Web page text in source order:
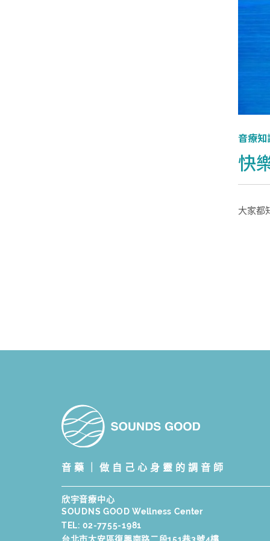
音療知
快
大家都
音藥｜做自己心身靈的調音師
欣宇音療中心
SOUDNS GOOD Wellness Center
TEL: 02-7755-1981